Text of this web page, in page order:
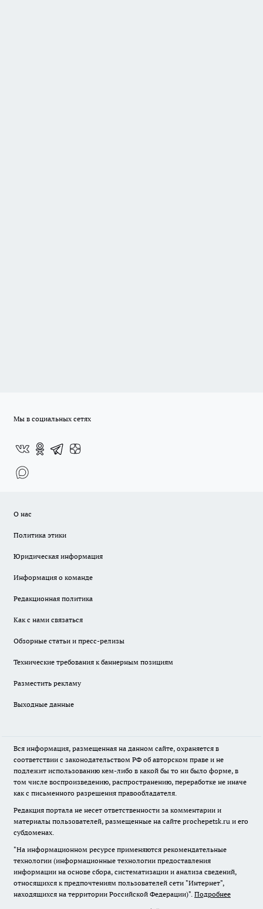
Мы в социальных сетях
О нас
Политика этики
Юридическая информация
Информация о команде
Редакционная политика
Как с нами связаться
Обзорные статьи и пресс-релизы
Технические требования к баннерным позициям
Разместить рекламу
Выходные данные
Вся информация, размещенная на данном сайте, охраняется в
соответствии с законодательством РФ об авторском праве и не
подлежит использованию кем-либо в какой бы то ни было форме, в
том числе воспроизведению, распространению, переработке не иначе
как с письменного разрешения правообладателя.
Редакция портала не несет ответственности за комментарии и
материалы пользователей, размещенные на сайте prochepetsk.ru и его
субдоменах.
"На информационном ресурсе применяются рекомендательные
технологии (информационные технологии предоставления
информации на основе сбора, систематизации и анализа сведений,
относящихся к предпочтениям пользователей сети "Интернет",
находящихся на территории Российской Федерации)". Подробнее